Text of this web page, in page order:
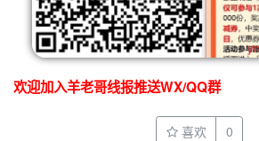
欢迎加入羊老哥线报推送WX/QQ群
喜欢 0